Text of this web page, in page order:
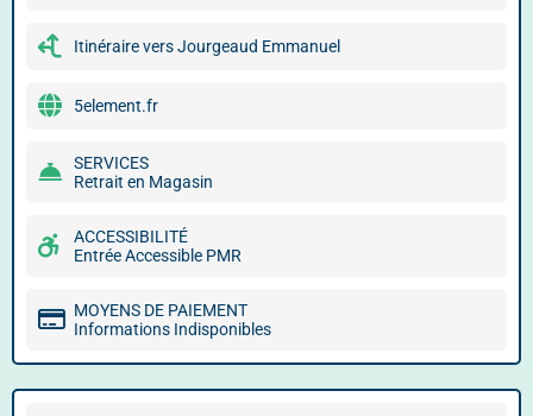
Itinéraire vers Jourgeaud Emmanuel
5element.fr
SERVICES
Retrait en Magasin
ACCESSIBILITÉ
Entrée Accessible PMR
MOYENS DE PAIEMENT
Informations Indisponibles